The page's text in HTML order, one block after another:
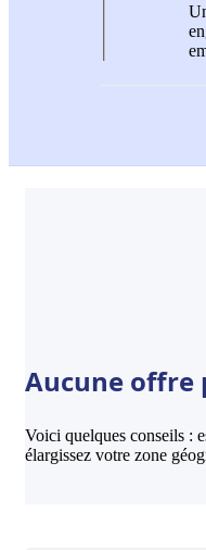
Aucune offre
Voici quelques conseils :
élargissez votre zone